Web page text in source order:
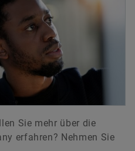
Sie mehr über die
erfahren? Nehmen Sie